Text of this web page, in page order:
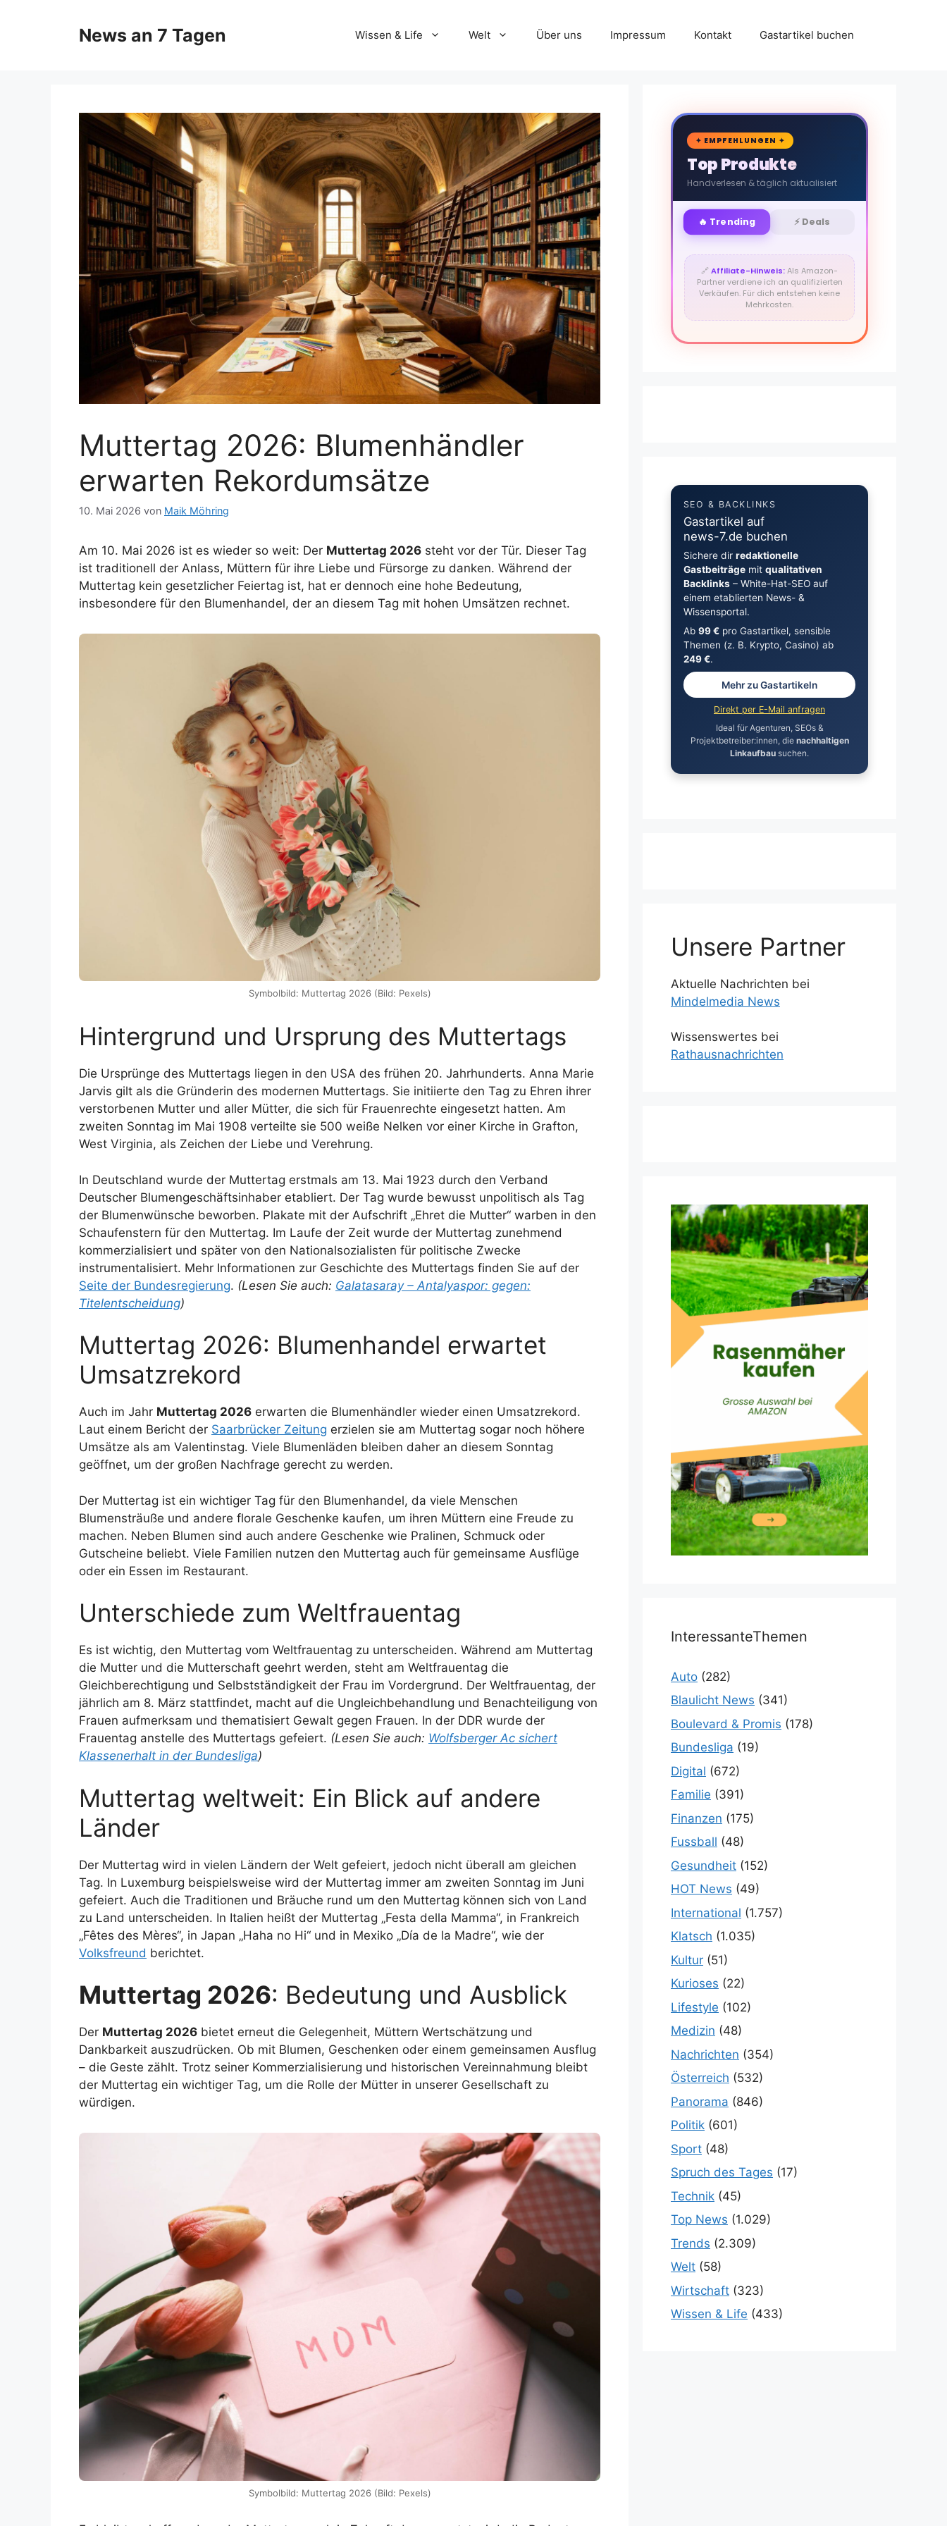
News an 7 Tagen Wissen & Life Welt Über uns Impressum Kontakt Gastartikel buchen
Muttertag 2026: Blumenhändler
erwarten Rekordumsätze
10. Mai 2026 von Maik Möhring
Am 10. Mai 2026 ist es wieder so weit: Der Muttertag 2026 steht vor der Tür. Dieser Tag
ist traditionell der Anlass, Müttern für ihre Liebe und Fürsorge zu danken. Während der
Muttertag kein gesetzlicher Feiertag ist, hat er dennoch eine hohe Bedeutung,
insbesondere für den Blumenhandel, der an diesem Tag mit hohen Umsätzen rechnet.
Symbolbild: Muttertag 2026 (Bild: Pexels)
Hintergrund und Ursprung des Muttertags
Die Ursprünge des Muttertags liegen in den USA des frühen 20. Jahrhunderts. Anna Marie
Jarvis gilt als die Gründerin des modernen Muttertags. Sie initiierte den Tag zu Ehren ihrer
verstorbenen Mutter und aller Mütter, die sich für Frauenrechte eingesetzt hatten. Am
zweiten Sonntag im Mai 1908 verteilte sie 500 weiße Nelken vor einer Kirche in Grafton,
West Virginia, als Zeichen der Liebe und Verehrung.
In Deutschland wurde der Muttertag erstmals am 13. Mai 1923 durch den Verband
Deutscher Blumengeschäftsinhaber etabliert. Der Tag wurde bewusst unpolitisch als Tag
der Blumenwünsche beworben. Plakate mit der Aufschrift „Ehret die Mutter“ warben in den
Schaufenstern für den Muttertag. Im Laufe der Zeit wurde der Muttertag zunehmend
kommerzialisiert und später von den Nationalsozialisten für politische Zwecke
instrumentalisiert. Mehr Informationen zur Geschichte des Muttertags finden Sie auf der
Seite der Bundesregierung. (Lesen Sie auch: Galatasaray – Antalyaspor: gegen:
Titelentscheidung)
Muttertag 2026: Blumenhandel erwartet
Umsatzrekord
Auch im Jahr Muttertag 2026 erwarten die Blumenhändler wieder einen Umsatzrekord.
Laut einem Bericht der Saarbrücker Zeitung erzielen sie am Muttertag sogar noch höhere
Umsätze als am Valentinstag. Viele Blumenläden bleiben daher an diesem Sonntag
geöffnet, um der großen Nachfrage gerecht zu werden.
Der Muttertag ist ein wichtiger Tag für den Blumenhandel, da viele Menschen
Blumensträuße und andere florale Geschenke kaufen, um ihren Müttern eine Freude zu
machen. Neben Blumen sind auch andere Geschenke wie Pralinen, Schmuck oder
Gutscheine beliebt. Viele Familien nutzen den Muttertag auch für gemeinsame Ausflüge
oder ein Essen im Restaurant.
Unterschiede zum Weltfrauentag
Es ist wichtig, den Muttertag vom Weltfrauentag zu unterscheiden. Während am Muttertag
die Mutter und die Mutterschaft geehrt werden, steht am Weltfrauentag die
Gleichberechtigung und Selbstständigkeit der Frau im Vordergrund. Der Weltfrauentag, der
jährlich am 8. März stattfindet, macht auf die Ungleichbehandlung und Benachteiligung von
Frauen aufmerksam und thematisiert Gewalt gegen Frauen. In der DDR wurde der
Frauentag anstelle des Muttertags gefeiert. (Lesen Sie auch: Wolfsberger Ac sichert
Klassenerhalt in der Bundesliga)
Muttertag weltweit: Ein Blick auf andere
Länder
Der Muttertag wird in vielen Ländern der Welt gefeiert, jedoch nicht überall am gleichen
Tag. In Luxemburg beispielsweise wird der Muttertag immer am zweiten Sonntag im Juni
gefeiert. Auch die Traditionen und Bräuche rund um den Muttertag können sich von Land
zu Land unterscheiden. In Italien heißt der Muttertag „Festa della Mamma“, in Frankreich
„Fêtes des Mères“, in Japan „Haha no Hi“ und in Mexiko „Día de la Madre“, wie der
Volksfreund berichtet.
Muttertag 2026: Bedeutung und Ausblick
Der Muttertag 2026 bietet erneut die Gelegenheit, Müttern Wertschätzung und
Dankbarkeit auszudrücken. Ob mit Blumen, Geschenken oder einem gemeinsamen Ausflug
– die Geste zählt. Trotz seiner Kommerzialisierung und historischen Vereinnahmung bleibt
der Muttertag ein wichtiger Tag, um die Rolle der Mütter in unserer Gesellschaft zu
würdigen.
Symbolbild: Muttertag 2026 (Bild: Pexels)
🛒
✦ EMPFEHLUNGEN ✦
Top Produkte
Handverlesen & täglich aktualisiert
🔥 Trending ⚡ Deals
🔗Affiliate-Hinweis:Als Amazon-
Partner verdiene ich an qualifizierten
Verkäufen. Für dich entstehen keine
Mehrkosten.
SEO & BACKLINKS
Gastartikel auf
news-7.de buchen
Sichere dir redaktionelle
Gastbeiträgemit qualitativen
Backlinks– White-Hat-SEO auf
einem etablierten News- &
Wissensportal.
Ab 99 €pro Gastartikel, sensible
Themen (z. B. Krypto, Casino) ab
249 €.
Mehr zu Gastartikeln
Direkt per E-Mail anfragen
Ideal für Agenturen, SEOs &
Projektbetreiber:innen, die nachhaltigen
Linkaufbau suchen.
Unsere Partner
Aktuelle Nachrichten bei
Mindelmedia News
Wissenswertes bei
Rathausnachrichten
InteressanteThemen
Auto (282)
Blaulicht News (341)
Boulevard & Promis (178)
Bundesliga (19)
Digital (672)
Familie (391)
Finanzen (175)
Fussball (48)
Gesundheit (152)
HOT News (49)
International (1.757)
Klatsch (1.035)
Kultur (51)
Kurioses (22)
Lifestyle (102)
Medizin (48)
Nachrichten (354)
Österreich (532)
Panorama (846)
Politik (601)
Sport (48)
Spruch des Tages (17)
Technik (45)
Top News (1.029)
Trends (2.309)
Welt (58)
Wirtschaft (323)
Wissen & Life (433)